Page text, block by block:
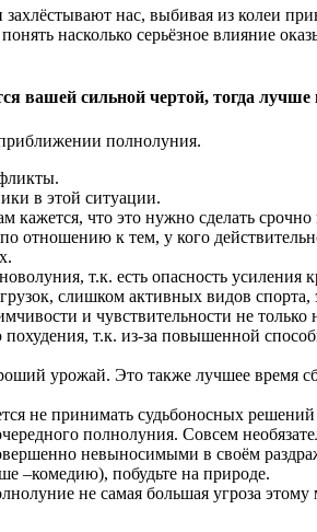
нас, выбивая из колеи
насколько серьёзное влияние
вашей сильной чертой, тогда
полнолуния.
в этой ситуации.
что это нужно сделать
отношению к тем, у кого
т.к. есть опасность
слишком активных видов
и чувствительности не только
т.к. из-за повышенной
урожай. Это также лучшее время
не принимать судьбоносных
полнолуния. Совсем
невыносимыми в своём
–комедию), побудьте на природе.
не самая большая угроза